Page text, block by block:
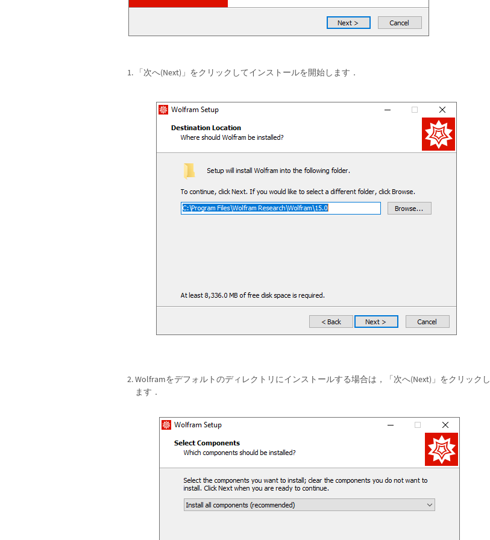
「次へ(Next)」をクリックしてインストールを開始します．
Wolframをデフォルトのディレクトリにインストールする場合は，「次へ(Next)」をクリックし
ます．